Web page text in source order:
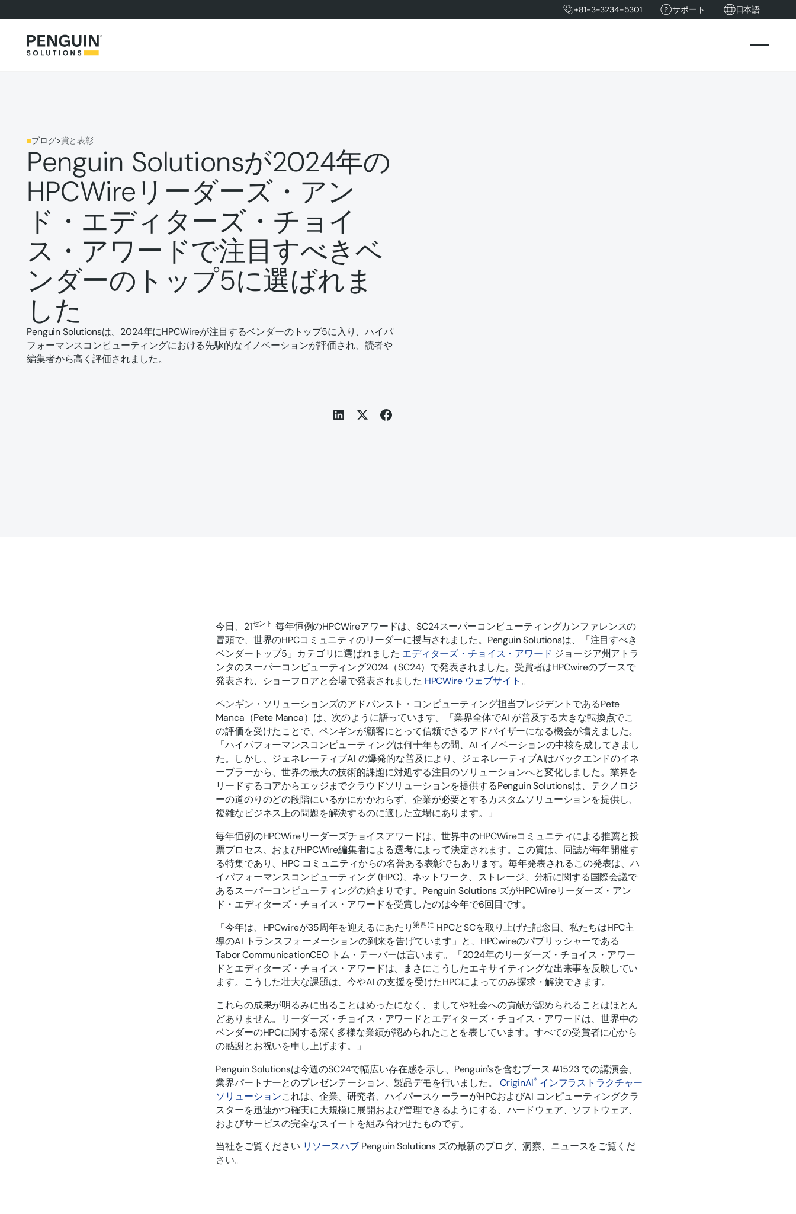
+81-3-3234-5301 サポート 日本語
ブログ>賞と表彰
Penguin Solutionsが2024年の
HPCWireリーダーズ・アン
ド・エディターズ・チョイ
ス・アワードで注目すべきベ
ンダーのトップ5に選ばれま
した
Penguin Solutionsは、2024年にHPCWireが注目するベンダーのトップ5に入り、ハイパ
フォーマンスコンピューティングにおける先駆的なイノベーションが評価され、読者や
編集者から高く評価されました。
今日、21セント 毎年恒例のHPCWireアワードは、SC24スーパーコンピューティングカンファレンスの
冒頭で、世界のHPCコミュニティのリーダーに授与されました。Penguin Solutionsは、「注目すべき
ベンダートップ5」カテゴリに選ばれました エディターズ・チョイス・アワード ジョージア州アトラ
ンタのスーパーコンピューティング2024（SC24）で発表されました。受賞者はHPCwireのブースで
発表され、ショーフロアと会場で発表されました HPCWire ウェブサイト 。
ペンギン・ソリューションズのアドバンスト・コンピューティング担当プレジデントであるPete
Manca（Pete Manca）は、次のように語っています。「業界全体でAI が普及する大きな転換点でこ
の評価を受けたことで、ペンギンが顧客にとって信頼できるアドバイザーになる機会が増えました。
「ハイパフォーマンスコンピューティングは何十年もの間、AI イノベーションの中核を成してきまし
た。しかし、ジェネレーティブAI の爆発的な普及により、ジェネレーティブAIはバックエンドのイネ
ーブラーから、世界の最大の技術的課題に対処する注目のソリューションへと変化しました。業界を
リードするコアからエッジまでクラウドソリューションを提供するPenguin Solutionsは、テクノロジ
ーの道のりのどの段階にいるかにかかわらず、企業が必要とするカスタムソリューションを提供し、
複雑なビジネス上の問題を解決するのに適した立場にあります。」
毎年恒例のHPCWireリーダーズチョイスアワードは、世界中のHPCWireコミュニティによる推薦と投
票プロセス、およびHPCWire編集者による選考によって決定されます。この賞は、同誌が毎年開催す
る特集であり、HPC コミュニティからの名誉ある表彰でもあります。毎年発表されるこの発表は、ハ
イパフォーマンスコンピューティング (HPC)、ネットワーク、ストレージ、分析に関する国際会議で
あるスーパーコンピューティングの始まりです。Penguin Solutions ズがHPCWireリーダーズ・アン
ド・エディターズ・チョイス・アワードを受賞したのは今年で6回目です。
「今年は、HPCwireが35周年を迎えるにあたり第四に HPCとSCを取り上げた記念日、私たちはHPC主
導のAI トランスフォーメーションの到来を告げています」と、HPCwireのパブリッシャーである
Tabor CommunicationCEO トム・テーバーは言います。「2024年のリーダーズ・チョイス・アワー
ドとエディターズ・チョイス・アワードは、まさにこうしたエキサイティングな出来事を反映してい
ます。こうした壮大な課題は、今やAI の支援を受けたHPCによってのみ探求・解決できます。
これらの成果が明るみに出ることはめったになく、ましてや社会への貢献が認められることはほとん
どありません。リーダーズ・チョイス・アワードとエディターズ・チョイス・アワードは、世界中の
ベンダーのHPCに関する深く多様な業績が認められたことを表しています。すべての受賞者に心から
の感謝とお祝いを申し上げます。」
Penguin Solutionsは今週のSC24で幅広い存在感を示し、Penguin'sを含むブース #1523 での講演会、
業界パートナーとのプレゼンテーション、製品デモを行いました。 OriginAI® インフラストラクチャー
ソリューションこれは、企業、研究者、ハイパースケーラーがHPCおよびAI コンピューティングクラ
スターを迅速かつ確実に大規模に展開および管理できるようにする、ハードウェア、ソフトウェア、
およびサービスの完全なスイートを組み合わせたものです。
当社をご覧ください リソースハブPenguin Solutions ズの最新のブログ、洞察、ニュースをご覧くだ
さい。